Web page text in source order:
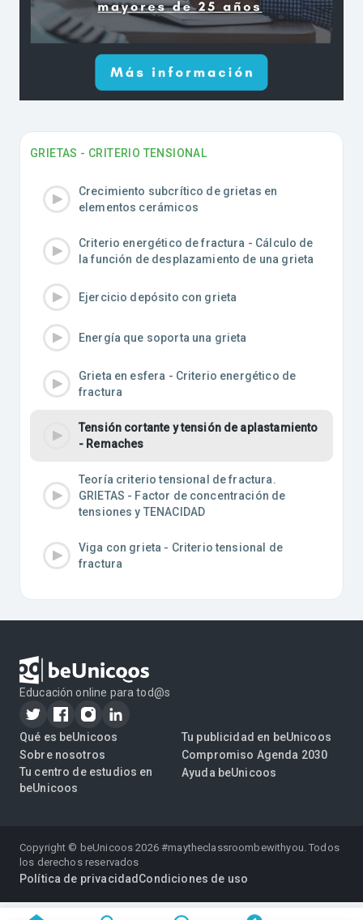
GRIETAS - CRITERIO TENSIONAL
Crecimiento subcrítico de grietas en
elementos cerámicos
Criterio energético de fractura - Cálculo de
la función de desplazamiento de una grieta
Ejercicio depósito con grieta
Energía que soporta una grieta
Grieta en esfera - Criterio energético de
fractura
Tensión cortante y tensión de aplastamiento
- Remaches
Teoría criterio tensional de fractura.
GRIETAS - Factor de concentración de
tensiones y TENACIDAD
Viga con grieta - Criterio tensional de
fractura
Educación online para tod@s
Qué es beUnicoos
Sobre nosotros
Tu centro de estudios en
beUnicoos
Tu publicidad en beUnicoos
Compromiso Agenda 2030
Ayuda beUnicoos
Copyright © beUnicoos2026#maytheclassroombewithyou. Todos
los derechos reservados
Política de privacidad Condiciones de uso